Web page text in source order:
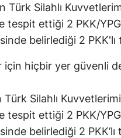
Türk Silahlı
tespit ettiği 2 PKK/
belirlediği 2
için hiçbir yer güvenli
Türk Silahlı
tespit ettiği 2 PKK/
belirlediği 2